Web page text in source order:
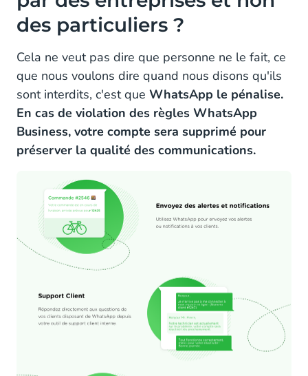
des particuliers ?
Cela ne veut pas dire que personne ne le fait, ce
que nous voulons dire quand nous disons qu'ils
sont interdits, c'est que WhatsApp le pénalise.
En cas de violation des règles WhatsApp
Business, votre compte sera supprimé pour
préserver la qualité des communications.